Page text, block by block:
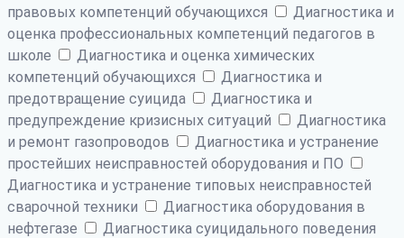
правовых компетенций обучающихся
Диагностика и
оценка профессиональных компетенций педагогов в
школе
Диагностика и оценка химических
компетенций обучающихся
Диагностика и
предотвращение суицида
Диагностика и
предупреждение кризисных ситуаций
Диагностика
и ремонт газопроводов
Диагностика и устранение
простейших неисправностей оборудования и ПО
Диагностика и устранение типовых неисправностей
сварочной техники
Диагностика оборудования в
нефтегазе
Диагностика суицидального поведения